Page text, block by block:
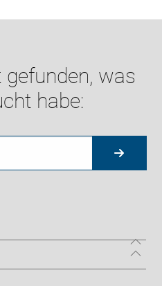
was
habe: